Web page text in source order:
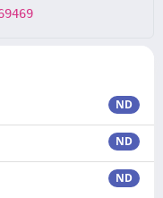
ND
ND
ND